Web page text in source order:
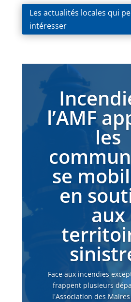
Les actualités locales qui
intéresser
l’AMF
les
se
en
aux
Face aux incendies
frappent plusieurs
l'Association des